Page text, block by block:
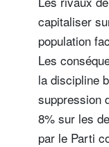
capitaliser
population
Les
la discipline
suppression
8% sur les
par le Parti